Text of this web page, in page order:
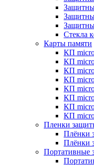
Стекла
Карты памяти
КП
КП
КП
КП
КП
КП
КП
КП
Пленки
Плёнки
Плёнки
Портативные